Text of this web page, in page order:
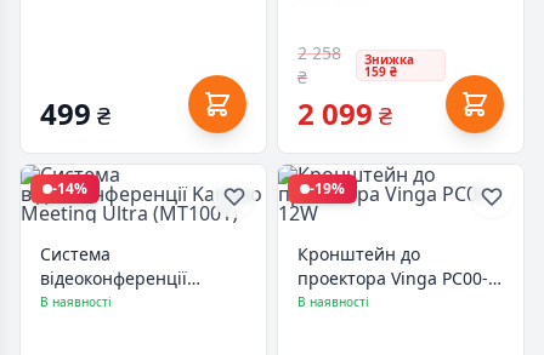
499 ₴
2 258
₴
Знижка
159 ₴
2 099 ₴
-14%
Система
відеоконференції
Kandao Meeting Ultra
В наявності
-19%
Кронштейн до
проектора Vinga PC00-
12W
В наявності